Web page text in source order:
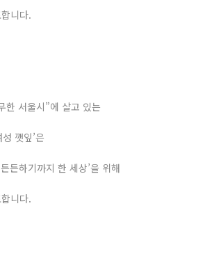
니다.
한 서울시”에 살고 있는
깻잎’은
든하기까지 한 세상’을 위해
니다.